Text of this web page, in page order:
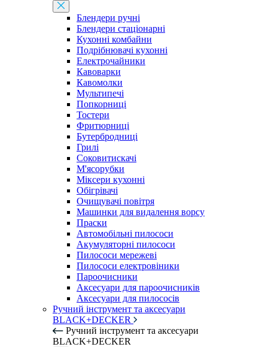
Блендери ручні
Блендери стаціонарні
Кухонні комбайни
Подрібнювачі кухонні
Електрочайники
Кавоварки
Кавомолки
Мультипечі
Попкорниці
Тостери
Фритюрниці
Бутербродниці
Грилі
Соковитискачі
М'ясорубки
Міксери кухонні
Обігрівачі
Очищувачі повітря
Машинки для видалення ворсу
Праски
Автомобільні пилососи
Акумуляторні пилососи
Пилососи мережеві
Пилососи електровіники
Пароочисники
Аксесуари для пароочисників
Аксесуари для пилососів
Ручний інструмент та аксесуари
BLACK+DECKER
Ручний інструмент та аксесуари
BLACK+DECKER